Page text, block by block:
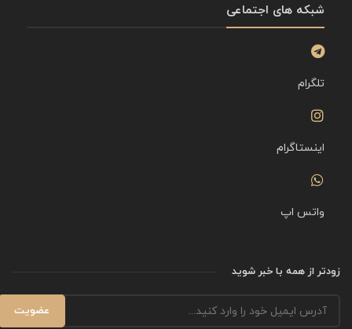
شبکه های اجتماعی
تلگرام
اینستاگرام
واتس اپ
زودتر از همه با خبر شوید